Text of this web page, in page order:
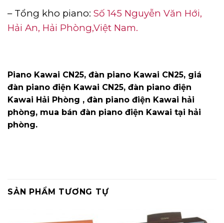
– Tổng kho piano: Số 145 Nguyễn Văn Hới,
Hải An, Hải Phòng,Việt Nam.
Piano Kawai CN25, đàn piano Kawai CN25, giá
đàn piano điện Kawai CN25, đàn piano điện
Kawai Hải Phòng , đàn piano điện Kawai hải
phòng, mua bán đàn piano điện Kawai tại hải
phòng.
SẢN PHẨM TƯƠNG TỰ